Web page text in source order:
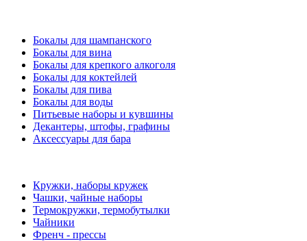
Бокалы для шампанского
Бокалы для вина
Бокалы для крепкого алкоголя
Бокалы для коктейлей
Бокалы для пива
Бокалы для воды
Питьевые наборы и кувшины
Декантеры, штофы, графины
Аксессуары для бара
Кружки, наборы кружек
Чашки, чайные наборы
Термокружки, термобутылки
Чайники
Френч - прессы